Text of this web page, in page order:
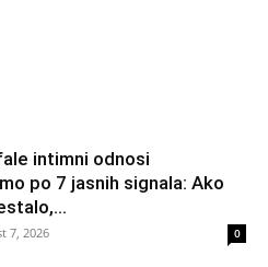
intimni odnosi
po 7 jasnih signala: Ako
7, 2026 0